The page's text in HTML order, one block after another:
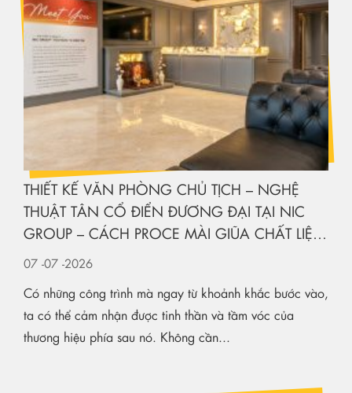
THIẾT KẾ VĂN PHÒNG CHỦ TỊCH – NGHỆ
THUẬT TÂN CỔ ĐIỂN ĐƯƠNG ĐẠI TẠI NIC
GROUP – CÁCH PROCE MÀI GIŨA CHẤT LIỆU
KIẾN TẠO KHÔNG GIAN HẠNG SANG
07 -07 -2026
Có những công trình mà ngay từ khoảnh khắc bước vào,
ta có thể cảm nhận được tinh thần và tầm vóc của
thương hiệu phía sau nó. Không cần...